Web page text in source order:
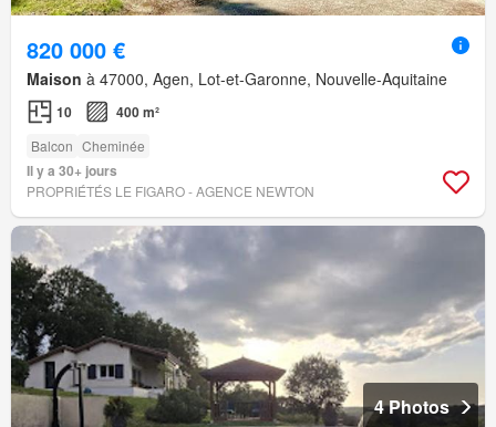
820 000 €
Maison à 47000, Agen, Lot-et-Garonne, Nouvelle-Aquitaine
10 400 m²
Balcon Cheminée
Il y a 30+ jours
PROPRIÉTÉS LE FIGARO - AGENCE NEWTON
4 Photos